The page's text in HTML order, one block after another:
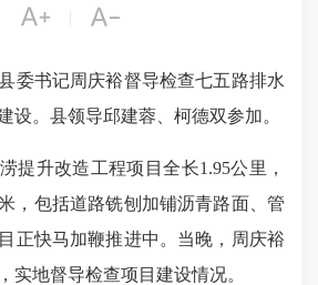
 
书记周庆裕督导检查七五路排水
设。县领导邱建蓉、柯德双参加。
升改造工程项目全长1.95公里，
，包括道路铣刨加铺沥青路面、管
正快马加鞭推进中。当晚，周庆裕
实地督导检查项目建设情况。